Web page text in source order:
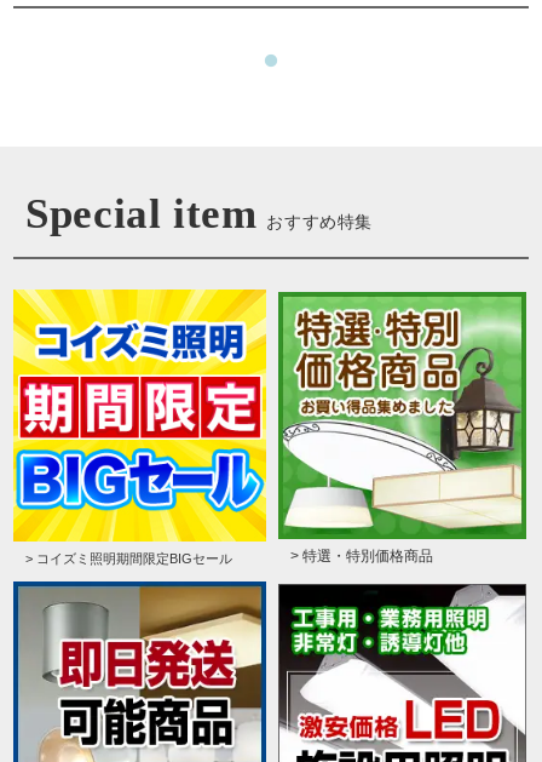
Special item おすすめ特集
> コイズミ照明期間限定BIGセール > 特選・特別価格商品